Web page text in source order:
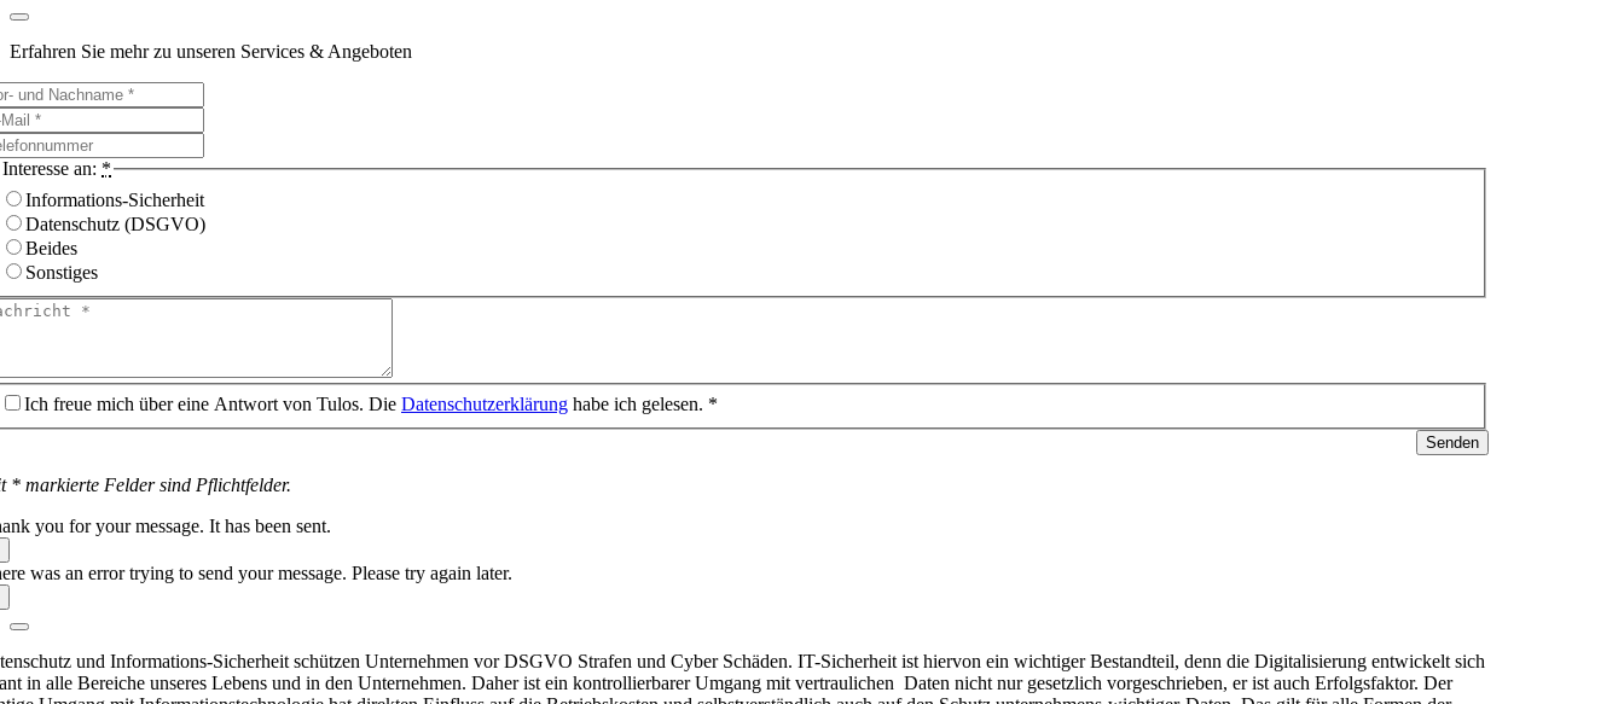
Erfahren Sie mehr zu unseren Services & Angeboten
Interesse an: *
Informations-Sicherheit
Datenschutz (DSGVO)
Beides
Sonstiges
Ich freue mich über eine Antwort von Tulos. Die Datenschutzerklärung habe ich gelesen. *
Senden
* markierte Felder sind Pflichtfelder.
you for your message. It has been sent.
was an error trying to send your message. Please try again later.
und Informations-Sicherheit schützen Unternehmen vor DSGVO Strafen und Cyber Schäden. IT-Sicherheit ist hiervon ein wichtiger Bestandteil, denn die Digitalisierung entwickelt sich
in alle Bereiche unseres Lebens und in den Unternehmen. Daher ist ein kontrollierbarer Umgang mit vertraulichen Daten nicht nur gesetzlich vorgeschrieben, er ist auch Erfolgsfaktor. Der